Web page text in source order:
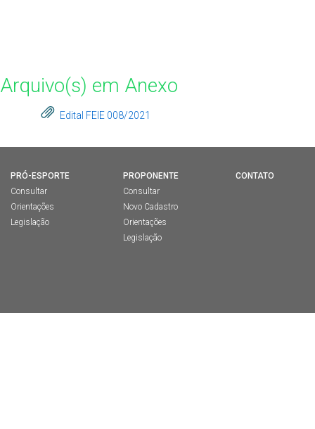
Arquivo(s) em Anexo
Edital FEIE 008/2021
PRÓ-ESPORTE
Consultar
Orientações
Legislação
PROPONENTE
Consultar
Novo Cadastro
Orientações
Legislação
CONTATO